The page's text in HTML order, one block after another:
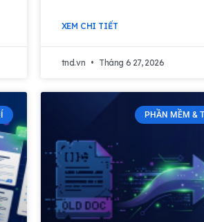
XEM CHI TIẾT
tnd.vn Tháng 6 27, 2026
PHẦN MỀM &